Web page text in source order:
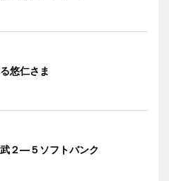
悠仁さま
２―５ソフトバンク